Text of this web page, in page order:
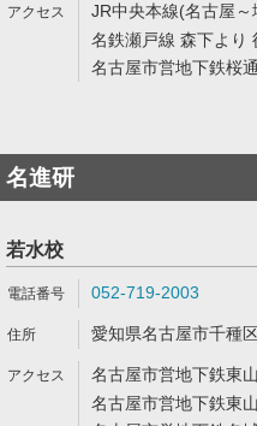
JR中央本線(名古屋
名鉄瀬戸線 森下より
名古屋市営地下鉄桜
名進研
若水校
052-719-2003
愛知県名古屋市千種
名古屋市営地下鉄東
名古屋市営地下鉄東